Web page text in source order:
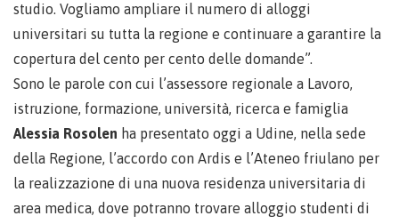
studio. Vogliamo ampliare il numero di alloggi
universitari su tutta la regione e continuare a garantire la
copertura del cento per cento delle domande”.
Sono le parole con cui l’assessore regionale a Lavoro,
istruzione, formazione, università, ricerca e famiglia
Alessia Rosolen ha presentato oggi a Udine, nella sede
della Regione, l’accordo con Ardis e l’Ateneo friulano per
la realizzazione di una nuova residenza universitaria di
area medica, dove potranno trovare alloggio studenti di